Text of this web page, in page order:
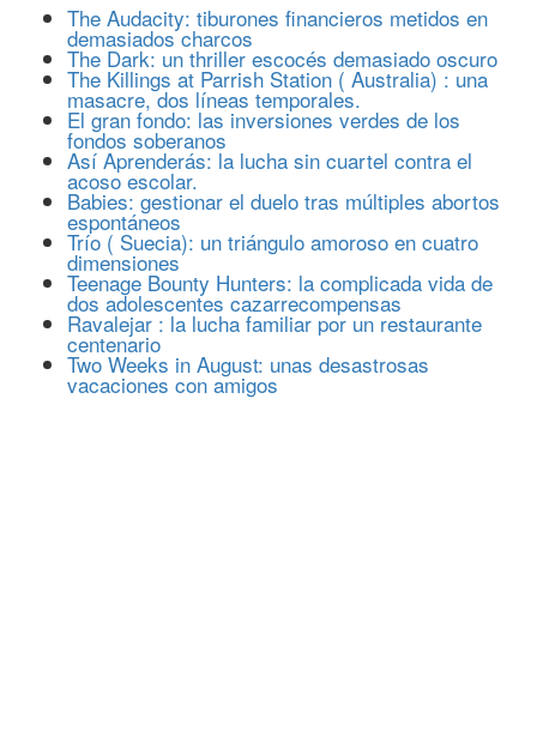
The Audacity: tiburones financieros metidos en
demasiados charcos
The Dark: un thriller escocés demasiado oscuro
The Killings at Parrish Station ( Australia) : una
masacre, dos líneas temporales.
El gran fondo: las inversiones verdes de los
fondos soberanos
Así Aprenderás: la lucha sin cuartel contra el
acoso escolar.
Babies: gestionar el duelo tras múltiples abortos
espontáneos
Trío ( Suecia): un triángulo amoroso en cuatro
dimensiones
Teenage Bounty Hunters: la complicada vida de
dos adolescentes cazarrecompensas
Ravalejar : la lucha familiar por un restaurante
centenario
Two Weeks in August: unas desastrosas
vacaciones con amigos